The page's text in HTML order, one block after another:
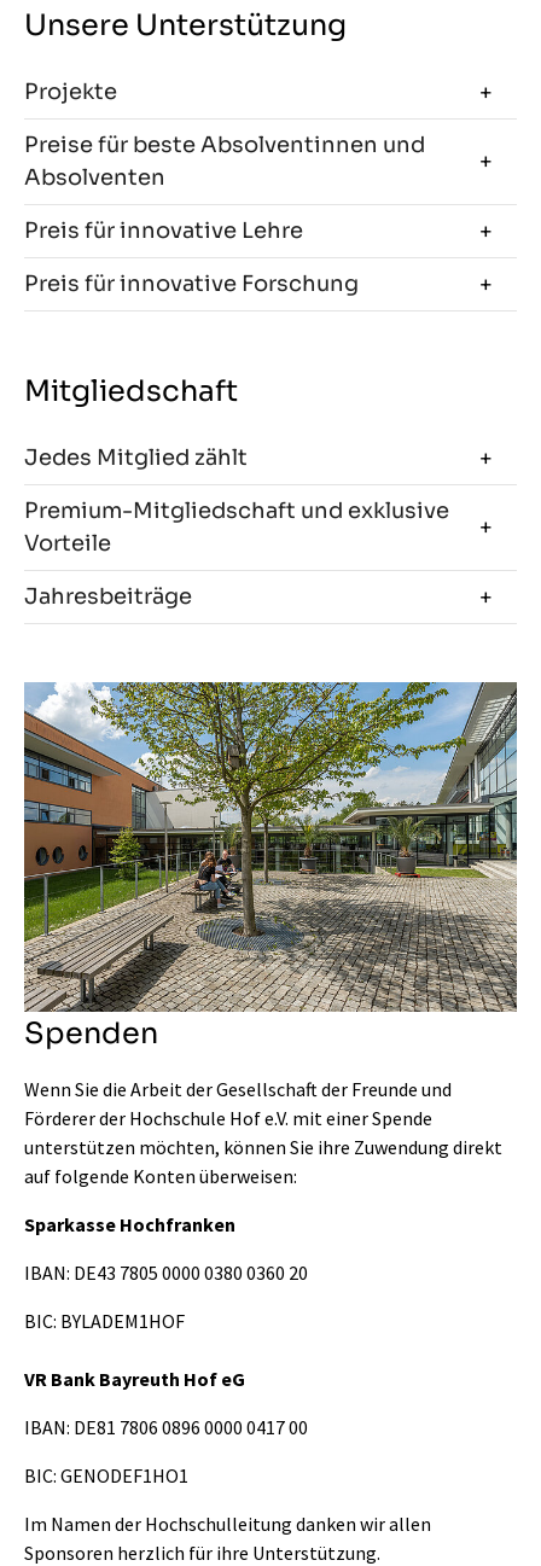
Unsere Unterstützung
Projekte
Preise für beste Absolventinnen und
Absolventen
Preis für innovative Lehre
Preis für innovative Forschung
Mitgliedschaft
Jedes Mitglied zählt
Premium-Mitgliedschaft und exklusive
Vorteile
Jahresbeiträge
Spenden
Wenn Sie die Arbeit der Gesellschaft der Freunde und
Förderer der Hochschule Hof e.V. mit einer Spende
unterstützen möchten, können Sie ihre Zuwendung direkt
auf folgende Konten überweisen:
Sparkasse Hochfranken
IBAN: DE43 7805 0000 0380 0360 20
BIC: BYLADEM1HOF
VR Bank Bayreuth Hof eG
IBAN: DE81 7806 0896 0000 0417 00
BIC: GENODEF1HO1
Im Namen der Hochschulleitung danken wir allen
Sponsoren herzlich für ihre Unterstützung.